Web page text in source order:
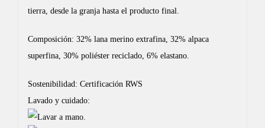
tierra, desde la granja hasta el producto final.
Composición: 32% lana merino extrafina, 32% alpaca
superfina, 30% poliéster reciclado, 6% elastano.
Sostenibilidad: Certificación RWS
Lavado y cuidado:
Lavar a mano.